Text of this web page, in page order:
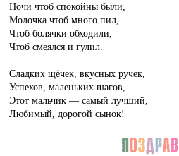
Ночи чтоб спокойны были,
Молочка чтоб много пил,
Чтоб болячки обходили,
Чтоб смеялся и гулил.
Сладких щёчек, вкусных ручек,
Успехов, маленьких шагов,
Этот мальчик — самый лучший,
Любимый, дорогой сынок!